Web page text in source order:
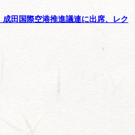
田国際空港推進議連に出席、レク